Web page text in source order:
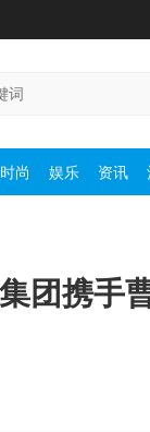
时尚 娱乐 资讯
团携手